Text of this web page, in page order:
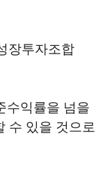
장투자조합
수익률을 넘을
수 있을 것으로